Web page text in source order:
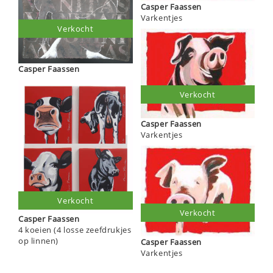
Casper Faassen
Verkocht
Casper Faassen
4 koeien (4 losse zeefdrukjes
op linnen)
Verkocht
Casper Faassen
Varkentjes
Casper Faassen
Varkentjes
Verkocht
Casper Faassen
Varkentjes
Verkocht